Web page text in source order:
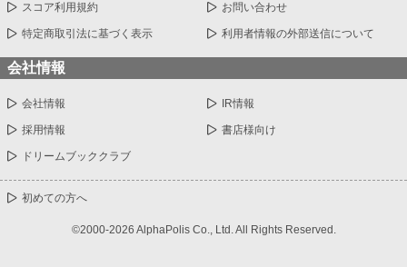
スコア利用規約 お問い合わせ
特定商取引法に基づく表示 利用者情報の外部送信について
会社情報
会社情報 IR情報
採用情報 書店様向け
ドリームブッククラブ
初めての方へ
©2000-2026 AlphaPolis Co., Ltd. All Rights Reserved.